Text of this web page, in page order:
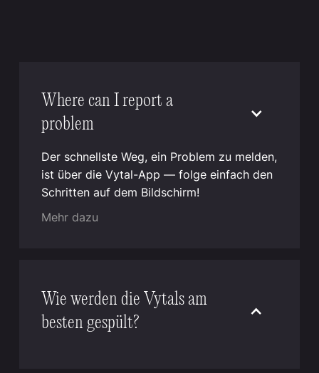
Where can I report a
problem
Der schnellste Weg, ein Problem zu melden,
ist über die Vytal-App — folge einfach den
Schritten auf dem Bildschirm!
Mehr dazu
Wie werden die Vytals am
besten gespült?